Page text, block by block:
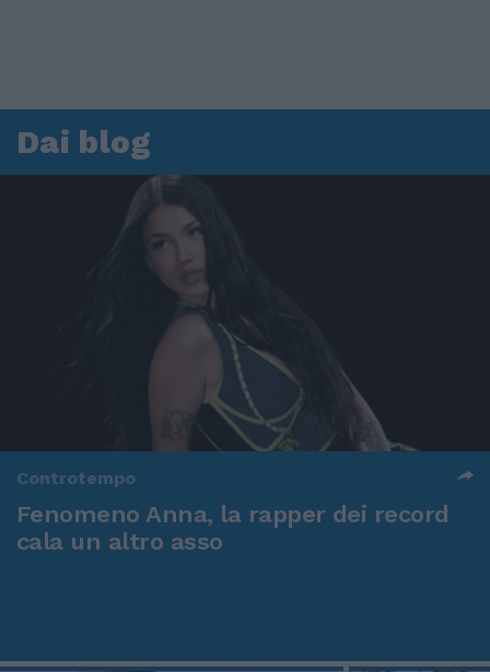
Dai blog
Controtempo
Fenomeno Anna, la rapper dei record
cala un altro asso